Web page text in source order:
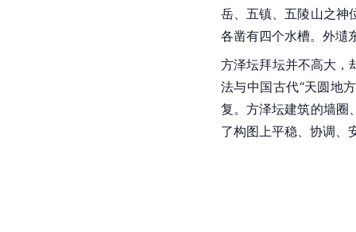
岳、五镇、五陵山之神
各凿有四个水槽。外壝
方泽坛拜坛并不高大，
法与中国古代“天圆地
复。方泽坛建筑的墙圈
了构图上平稳、协调、